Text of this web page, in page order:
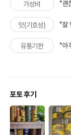
가성비 "괜
맛(기호성) "잘
유통기한 "아
포토 후기